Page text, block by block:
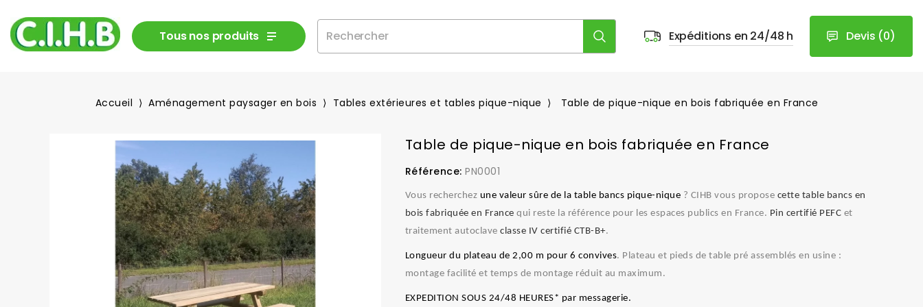
Tous nos produits Expéditions en 24/48 h Devis (0)
Accueil Aménagement paysager en bois Tables extérieures et tables pique-nique Table de pique-nique en bois fabriquée en France
Table de pique-nique en bois fabriquée en France
Référence: PN0001
Vous recherchez une valeur sûre de la table bancs pique-nique ? CIHB vous propose cette table bancs en
bois fabriquée en France qui reste la référence pour les espaces publics en France. Pin certifié PEFC et
traitement autoclave classe IV certifié CTB-B+.
Longueur du plateau de 2,00 m pour 6 convives. Plateau et pieds de table pré assemblés en usine :
montage facilité et temps de montage réduit au maximum.
EXPEDITION SOUS 24/48 HEURES* par messagerie.